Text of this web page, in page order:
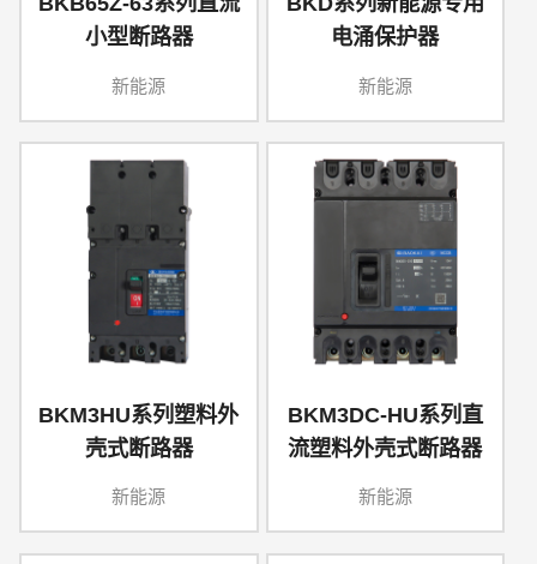
小型断路器
新能源
电涌保护器
新能源
BKM3HU系列塑料外
壳式断路器
新能源
BKM3DC-HU系列直
流塑料外壳式断路器
新能源